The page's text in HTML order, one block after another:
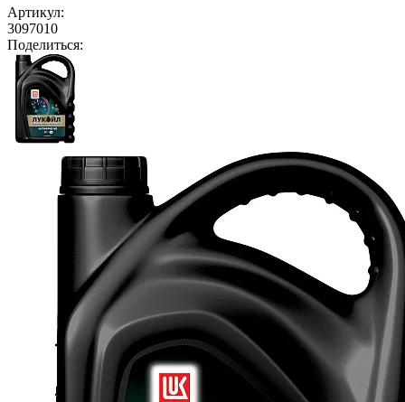
Артикул:
3097010
Поделиться: